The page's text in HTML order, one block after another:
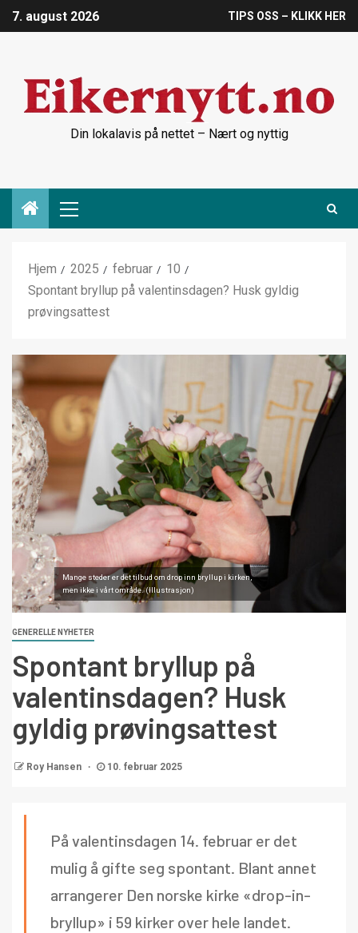
7. august 2026 TIPS OSS – KLIKK HER
Din lokalavis på nettet – Nært og nyttig
Hjem 2025 februar
10
Spontant bryllup på valentinsdagen? Husk gyldig
prøvingsattest
Mange steder er det tilbud om drop inn bryllup i kirken,
men ikke i vårt område. (Illustrasjon)
GENERELLE NYHETER
Spontant bryllup på
valentinsdagen? Husk
gyldig prøvingsattest
Roy Hansen 10. februar 2025
På valentinsdagen 14. februar er det
mulig å gifte seg spontant. Blant annet
arrangerer Den norske kirke «drop-in-
bryllup» i 59 kirker over hele landet.